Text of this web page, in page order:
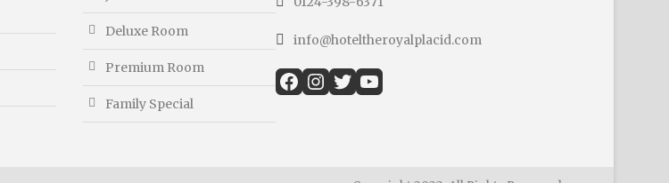
Deluxe Room
Premium Room
Family Special
info@hoteltheroyalplacid.com
Facebook Instagram Twitter YouTube